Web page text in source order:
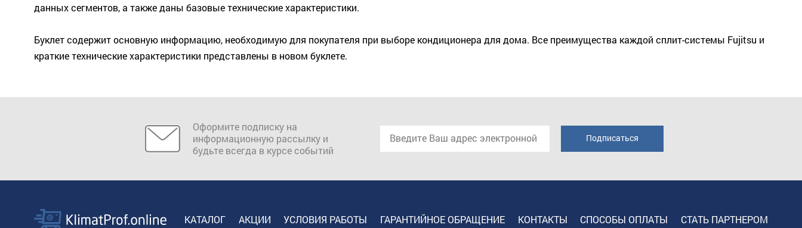
данных сегментов, а также даны базовые технические характеристики.
Буклет содержит основную информацию, необходимую для покупателя при выборе кондиционера для дома. Все преимущества каждой сплит-системы Fujitsu и
краткие технические характеристики представлены в новом буклете.
Оформите подписку на
информационную рассылку и
будьте всегда в курсе событий
КАТАЛОГ АКЦИИ УСЛОВИЯ РАБОТЫ ГАРАНТИЙНОЕ ОБРАЩЕНИЕ КОНТАКТЫ СПОСОБЫ ОПЛАТЫ СТАТЬ ПАРТНЕРОМ